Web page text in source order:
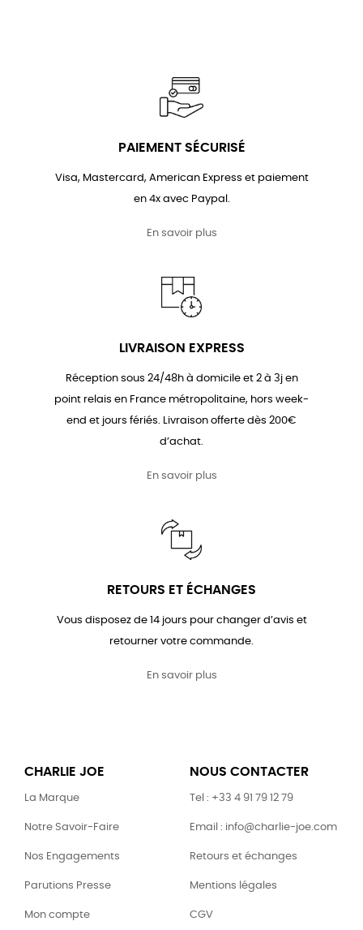
PAIEMENT SÉCURISÉ
Visa, Mastercard, American Express et paiement
en 4x avec Paypal.
En savoir plus
LIVRAISON EXPRESS
Réception sous 24/48h à domicile et 2 à 3j en
point relais en France métropolitaine, hors week-
end et jours fériés. Livraison offerte dès 200€
d’achat.
En savoir plus
RETOURS ET ÉCHANGES
Vous disposez de 14 jours pour changer d’avis et
retourner votre commande.
En savoir plus
CHARLIE JOE
La Marque
Notre Savoir-Faire
Nos Engagements
Parutions Presse
Mon compte
NOUS CONTACTER
Tel : +33 4 91 79 12 79
Email : info@charlie-joe.com
Retours et échanges
Mentions légales
CGV